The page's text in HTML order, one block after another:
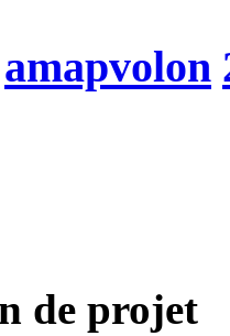
amapvolon
de projet